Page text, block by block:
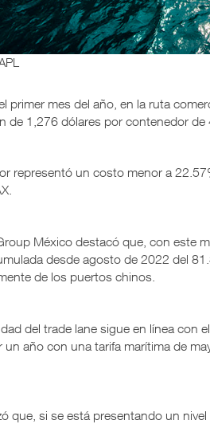
primer mes del año, en la ruta
de 1,276 dólares por contenedor de
representó un costo menor a
México destacó que, con este
desde agosto de 2022 del
de los puertos chinos.
del trade lane sigue en línea con
un año con una tarifa marítima de
que, si se está presentando un